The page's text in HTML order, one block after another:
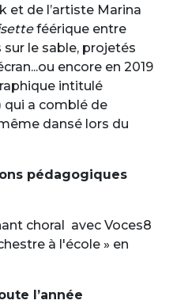
et de l’artiste Marina
féérique entre
le sable, projetés
encore en 2019
intitulé
qui a comblé de
dansé lors du
pédagogiques
choral avec Voces8
à l'école » en
l’année